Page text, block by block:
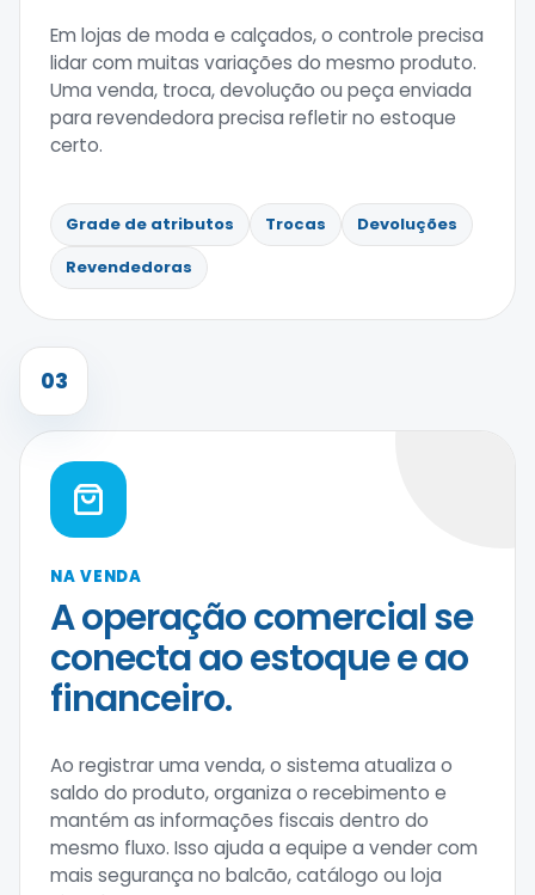
Em lojas de moda e calçados, o controle precisa
lidar com muitas variações do mesmo produto.
Uma venda, troca, devolução ou peça enviada
para revendedora precisa refletir no estoque
certo.
Grade de atributos Trocas
Devoluções
Revendedoras
03
NA VENDA
A operação comercial se
conecta ao estoque e ao
financeiro.
Ao registrar uma venda, o sistema atualiza o
saldo do produto, organiza o recebimento e
mantém as informações fiscais dentro do
mesmo fluxo. Isso ajuda a equipe a vender com
mais segurança no balcão, catálogo ou loja